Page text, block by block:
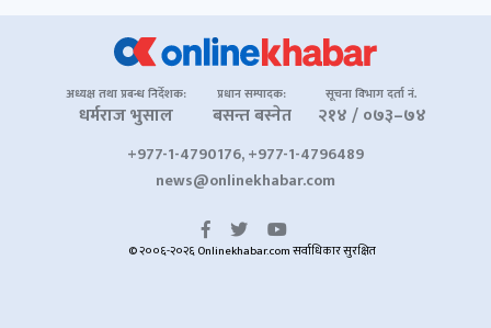
अध्यक्ष तथा प्रबन्ध निर्देशक:
धर्मराज भुसाल
प्रधान सम्पादक:
बसन्त बस्नेत
सूचना विभाग दर्ता नं.
२१४ / ०७३–७४
+977-1-4790176, +977-1-4796489
news@onlinekhabar.com
© २००६-२०२६ Onlinekhabar.com सर्वाधिकार सुरक्षित